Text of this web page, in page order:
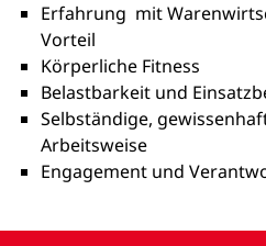
Erfahrung mit
Vorteil
Körperliche Fitness
Belastbarkeit und
Selbständige,
Arbeitsweise
Engagement und